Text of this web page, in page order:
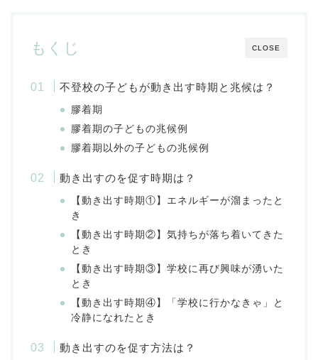
CLOSE
もくじ
不登校の子どもが動き出す時期と兆候は？
膠着期
膠着期の子どもの兆候例
膠着期以外の子どもの兆候例
動き出すのを促す時期は？
【動き出す時期①】エネルギーが溜まったと
き
【動き出す時期②】気持ちが落ち着いてきた
とき
【動き出す時期③】学校に再び興味が湧いた
とき
【動き出す時期④】「学校に行かなきゃ」と
冷静になれたとき
動き出すのを促す方法は？